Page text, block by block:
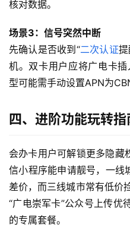
随
W
i
F
i
快
讯
更
多
页
面
核对数据。
场景3：信号突然中断
先确认是否收到“二次认证
机。双卡用户应将广电卡
型可能需手动设置APN为
四、进阶功能玩转指
会办卡用户可解锁更多隐藏
信小程序能申请靓号，一
差价，而三线城市常有低价
“广电崇军卡”公众号上传
的专属套餐。